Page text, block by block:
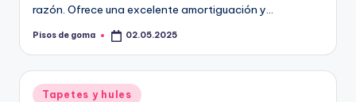
razón. Ofrece una excelente amortiguación y…
Publicado
Pisos de goma 02.05.2025
Publicado
Tapetes y hules